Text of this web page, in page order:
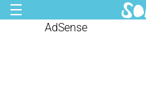
AdSense